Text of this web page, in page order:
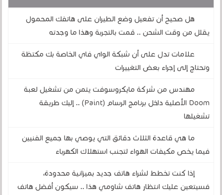
هل صحيح أن تفعيل وضع الطيران على هاتفك المحمول
يقلل من وقت الشحن .. قمت بالتجربة وهذا ما وجدته
علامات تدل على أن شبكة الواي فاي الخاصة بك مكتظة
وتحتاج إلى إجراء بعض التغييرات
مهندس من شركة مايكروسوفت يتمن من تشغيل لعبة
Doom الأصلية داخل برنامج الرسام (Paint) .. إليك طريقة
تشغيلها
ما هي قاعدة الثلاث دقائق التي يوصي بها جميع الفنيين
فيما يخص مكيفات الهواء لتجنب استهلاك الكهرباء
إذا كنت تخطط لشراء هاتف جديد بميزانية محدودة،
فسيتعين عليك انتظار هاتف شاومي هذا .. سيكون أفضل هاتف